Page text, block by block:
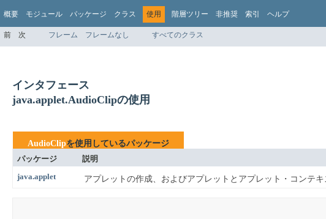
概要 モジュール パッケージ クラス 使用 階層ツリー 非推奨 索引 ヘルプ
前 次 フレーム フレームなし すべてのクラス
インタフェース
java.applet.AudioClipの使用
AudioClipを使用しているパッケージ
パッケージ
説明
java.applet
アプレットの作成、およびアプレットとアプレット・コンテ